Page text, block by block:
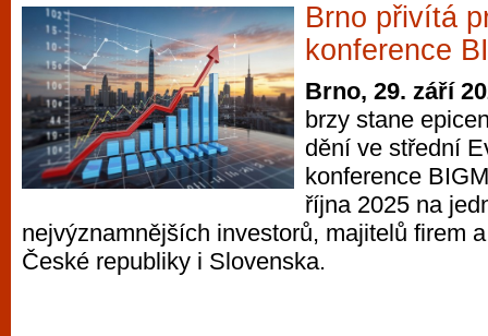
Brno přivítá
konference
Brno, 29. září
brzy stane
dění ve střední
konference
října 2025 na
nejvýznamnějších investorů, majitelů firem
České republiky i Slovenska.
Průvodce
Brně: Od
automaty
Brno je
zajímavé
restaurace,
Mimo jiné je ale také místem, kde si
vyzkoušet různé kasinové hry. V